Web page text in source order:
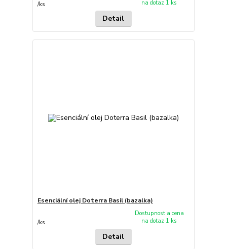
/ks
na dotaz 1 ks
Detail
Esenciální olej Doterra Basil (bazalka)
/ks
Dostupnost a cena
na dotaz 1 ks
Detail